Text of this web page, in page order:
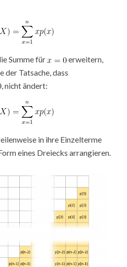
Summe für
erweitern,
der Tatsache, dass
, nicht ändert:
in ihre Einzelterme
eines Dreiecks arrangieren.